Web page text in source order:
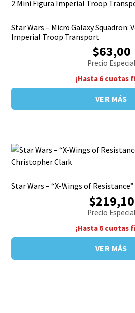
Star Wars – Micro Galaxy Squadron:
Imperial Troop Transport
$63,00
Precio Especial
¡Hasta 6 cuotas
VER MÁS
Star Wars – “X-Wings of
$219,10
Precio Especial
¡Hasta 6 cuotas
VER MÁS